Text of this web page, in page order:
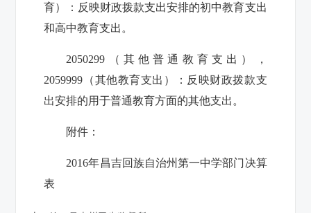
育）：反映财政拨款支出安排的初中教育支出
和高中教育支出。
2050299（其他普通教育支出），
2059999（其他教育支出）：反映财政拨款支
出安排的用于普通教育方面的其他支出。
附件：
2016年昌吉回族自治州第一中学部门决算
表